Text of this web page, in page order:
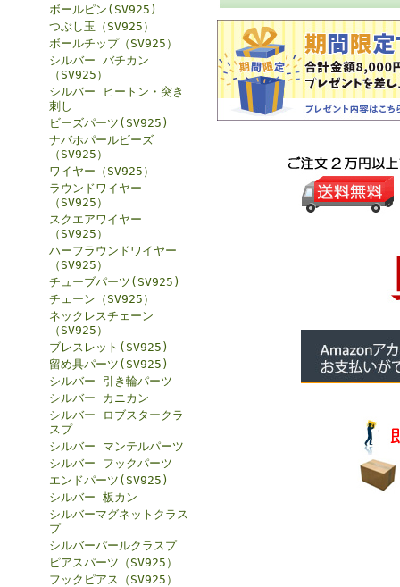
ボールピン(SV925)
つぶし玉（SV925）
ボールチップ（SV925）
シルバー バチカン
（SV925）
シルバー ヒートン・突き
刺し
ビーズパーツ(SV925)
ナバホパールビーズ
（SV925）
ワイヤー（SV925）
ラウンドワイヤー
（SV925）
スクエアワイヤー
（SV925）
ハーフラウンドワイヤー
（SV925）
チューブパーツ(SV925)
チェーン（SV925）
ネックレスチェーン
（SV925）
ブレスレット(SV925)
留め具パーツ(SV925)
シルバー 引き輪パーツ
シルバー カニカン
シルバー ロブスタークラ
スプ
シルバー マンテルパーツ
シルバー フックパーツ
エンドパーツ(SV925)
シルバー 板カン
シルバーマグネットクラス
プ
シルバーパールクラスプ
ピアスパーツ（SV925）
フックピアス（SV925）